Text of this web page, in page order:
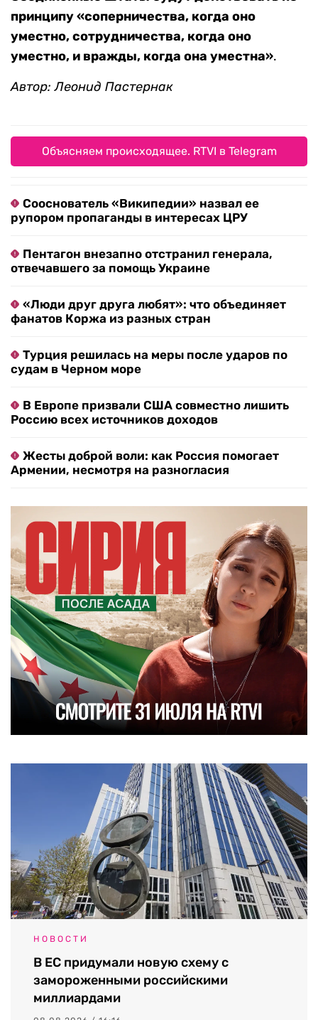
принципу «соперничества, когда оно
уместно, сотрудничества, когда оно
уместно, и вражды, когда она уместна».
Автор: Леонид Пастернак
Объясняем происходящее. RTVI в Telegram
Сооснователь «Википедии» назвал ее
рупором пропаганды в интересах ЦРУ
Пентагон внезапно отстранил генерала,
отвечавшего за помощь Украине
«Люди друг друга любят»: что объединяет
фанатов Коржа из разных стран
Турция решилась на меры после ударов по
судам в Черном море
В Европе призвали США совместно лишить
Россию всех источников доходов
Жесты доброй воли: как Россия помогает
Армении, несмотря на разногласия
НОВОСТИ
В ЕС придумали новую схему с
замороженными российскими
миллиардами